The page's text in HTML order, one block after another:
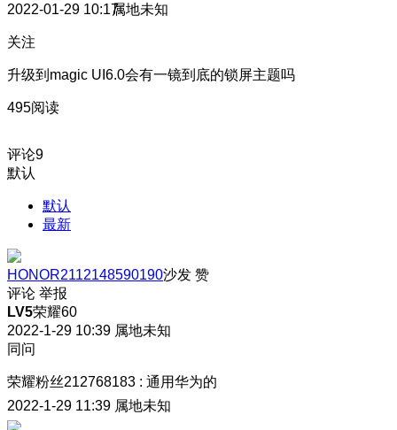
2022-01-29 10:17属地未知
关注
升级到magic UI6.0会有一镜到底的锁屏主题吗
495阅读
评论9
默认
默认
最新
HONOR2112148590190沙发 赞
评论 举报
LV5荣耀60
2022-1-29 10:39 属地未知
同问
荣耀粉丝212768183 : 通用华为的
2022-1-29 11:39 属地未知